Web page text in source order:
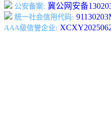
公安备案: 冀公网安备
统一社会信用代码:
AAA级信誉企业: